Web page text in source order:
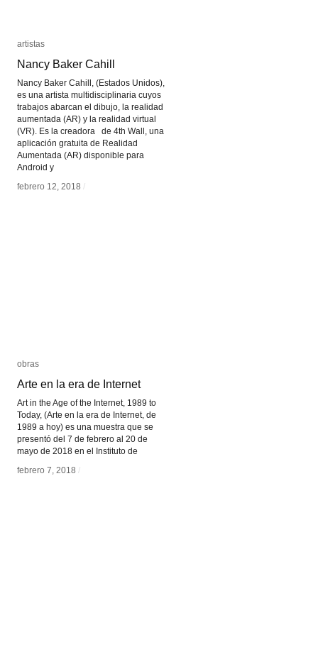
artistas
Nancy Baker Cahill
Nancy Baker Cahill, (Estados Unidos),
es una artista multidisciplinaria cuyos
trabajos abarcan el dibujo, la realidad
aumentada (AR) y la realidad virtual
(VR). Es la creadora de 4th Wall, una
aplicación gratuita de Realidad
Aumentada (AR) disponible para
Android y
febrero 12, 2018 /
artistas
Nancy Baker Cahill
febrero 12, 2018 /
obras
Arte en la era de Internet
Art in the Age of the Internet, 1989 to
Today, (Arte en la era de Internet, de
1989 a hoy) es una muestra que se
presentó del 7 de febrero al 20 de
mayo de 2018 en el Instituto de
febrero 7, 2018 /
obras
Arte en la era de Internet
febrero 7, 2018 /